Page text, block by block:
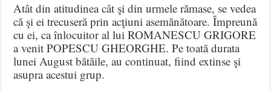
Atât din atitudinea cât şi din urmele rămase, se vedea
că şi ei trecuseră prin acţiuni asemănătoare. Împreună
cu ei, ca înlocuitor al lui ROMANESCU GRIGORE
a venit POPESCU GHEORGHE. Pe toată durata
lunei August bătăile, au continuat, fiind extinse şi
asupra acestui grup.